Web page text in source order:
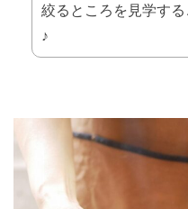
絞るところを見学す
♪